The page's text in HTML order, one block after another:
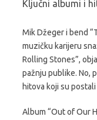
Ključni albumi i
Mik Džeger i bend
muzičku karijeru
Rolling Stones”,
pažnju publike. No,
hitova koji su
Album “Out of Our